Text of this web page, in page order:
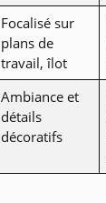
Focalisé sur
plans de
travail, îlot
Ambiance et
détails
décoratifs